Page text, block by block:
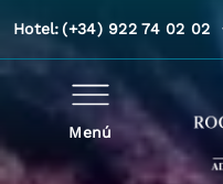
Hotel: (+34) 922 74 02 02
Menú